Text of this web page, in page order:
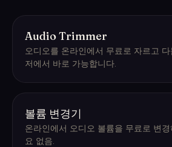
Audio Trimmer
오디오를 온라인에서 무료로 자르고
저에서 바로 가능합니다.
볼륨 변경기
온라인에서 오디오 볼륨을 무료로 변
요 없음.